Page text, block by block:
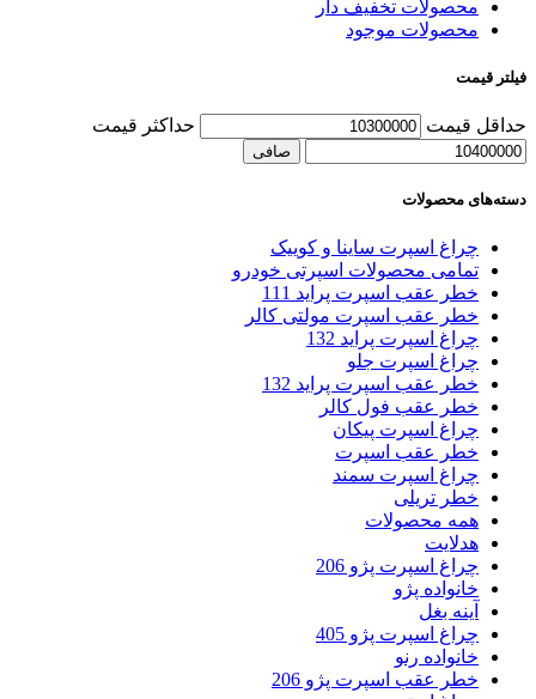
محصولات تخفیف دار
محصولات موجود
فیلتر قیمت
حداقل قیمت حداكثر قيمت
صافی
دسته‌های محصولات
چراغ اسپرت ساینا و کوییک
تمامی محصولات اسپرتی خودرو
خطر عقب اسپرت پراید 111
خطر عقب اسپرت مولتی کالر
چراغ اسپرت پراید 132
چراغ اسپرت جلو
خطر عقب اسپرت پراید 132
خطر عقب فول کالر
چراغ اسپرت پیکان
خطر عقب اسپرت
چراغ اسپرت سمند
خطر تریلی
همه محصولات
هدلایت
چراغ اسپرت پژو 206
خانواده پژو
آینه بغل
چراغ اسپرت پژو 405
خانواده رنو
خطر عقب اسپرت پژو 206